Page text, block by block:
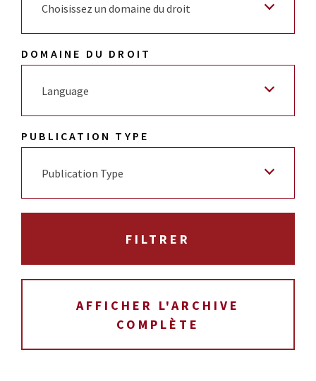
Choisissez un domaine du droit
DOMAINE DU DROIT
Language
PUBLICATION TYPE
Publication Type
AFFICHER L'ARCHIVE
COMPLÈTE